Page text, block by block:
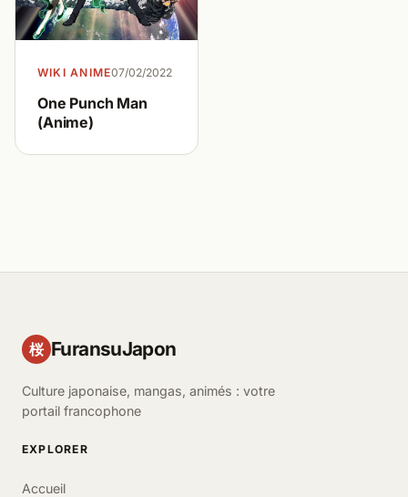
WIKI ANIME07/02/2022
One Punch Man
(Anime)
桜 FuransuJapon
Culture japonaise, mangas, animés : votre
portail francophone
EXPLORER
Accueil